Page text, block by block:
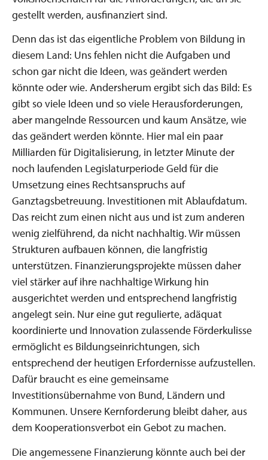
gestellt werden, ausfinanziert sind.
Denn das ist das eigentliche Problem von Bildung in
diesem Land: Uns fehlen nicht die Aufgaben und
schon gar nicht die Ideen, was geändert werden
könnte oder wie. Andersherum ergibt sich das Bild: Es
gibt so viele Ideen und so viele Herausforderungen,
aber mangelnde Ressourcen und kaum Ansätze, wie
das geändert werden könnte. Hier mal ein paar
Milliarden für Digitalisierung, in letzter Minute der
noch laufenden Legislaturperiode Geld für die
Umsetzung eines Rechtsanspruchs auf
Ganztagsbetreuung. Investitionen mit Ablaufdatum.
Das reicht zum einen nicht aus und ist zum anderen
wenig zielführend, da nicht nachhaltig. Wir müssen
Strukturen aufbauen können, die langfristig
unterstützen. Finanzierungsprojekte müssen daher
viel stärker auf ihre nachhaltige Wirkung hin
ausgerichtet werden und entsprechend langfristig
angelegt sein. Nur eine gut regulierte, adäquat
koordinierte und Innovation zulassende Förderkulisse
ermöglicht es Bildungseinrichtungen, sich
entsprechend der heutigen Erfordernisse aufzustellen.
Dafür braucht es eine gemeinsame
Investitionsübernahme von Bund, Ländern und
Kommunen. Unsere Kernforderung bleibt daher, aus
dem Kooperationsverbot ein Gebot zu machen.
Die angemessene Finanzierung könnte auch bei der